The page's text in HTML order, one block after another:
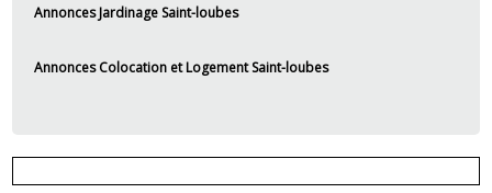
Annonces Jardinage Saint-loubes
Annonces Colocation et Logement Saint-loubes